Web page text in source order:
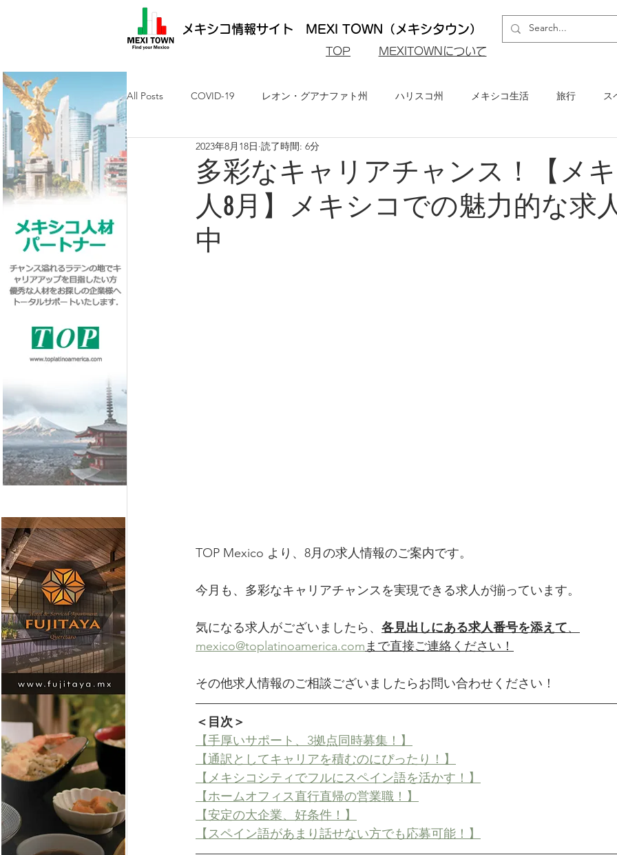
メキシコ情報サイト MEXI TOWN（メキシタウン）
​TOP MEXITOWNについて
All Posts COVID-19 レオン・グアナファト州 ハリスコ州 メキシコ生活 旅行 ス
メキシコ最新ニュース ケレタロ州
求人・メキシコ就労 日墨交流 メキシコ・グルメ
多彩なキャリアチャンス！【メ
人8月】メキシコでの魅力的な求
中
2023年8月18日 読了時間: 6分
TOP Mexico より、8月の求人情報のご案内です。
今月も、多彩なキャリアチャンスを実現できる求人が揃っています。
気になる求人がございましたら、 各見出しにある求人番号を添えて、
mexico@toplatinoamerica.comまで直接ご連絡ください！
その他求人情報のご相談ございましたらお問い合わせください！
＜目次＞
【手厚いサポート、3拠点同時募集！】
【通訳としてキャリアを積むのにぴったり！】
【メキシコシティでフルにスペイン語を活かす！】
【ホームオフィス直行直帰の営業職！】
【安定の大企業、好条件！】
【スペイン語があまり話せない方でも応募可能！】